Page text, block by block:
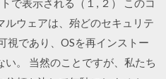
ルウェアは、殆どのセキュリテ
視であり、OSを再インストー
。 当然のことですが、私たち